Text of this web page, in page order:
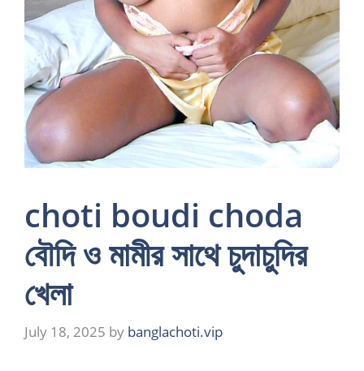
choti boudi choda
বৌদি ও মামীর সাথে চুদাচুদির
খেলা
July 18, 2025 by banglachoti.vip